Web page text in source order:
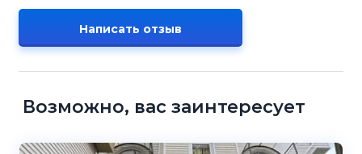
Написать отзыв
Возможно, вас заинтересует